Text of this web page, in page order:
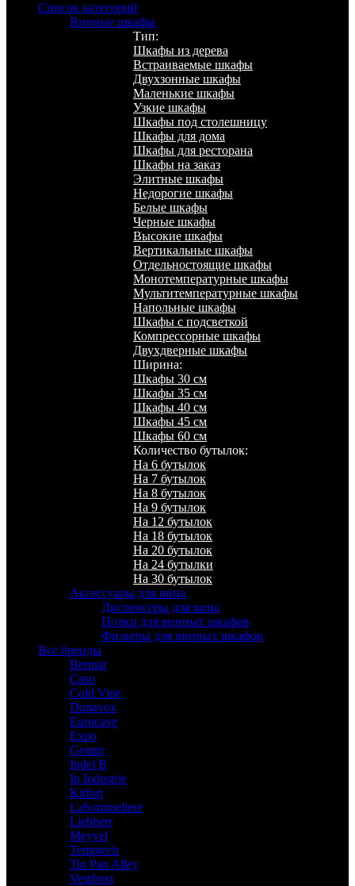
Список категорий
Винные шкафы
Тип:
Шкафы из дерева
Встраиваемые шкафы
Двухзонные шкафы
Маленькие шкафы
Узкие шкафы
Шкафы под столешницу
Шкафы для дома
Шкафы для ресторана
Шкафы на заказ
Элитные шкафы
Недорогие шкафы
Белые шкафы
Черные шкафы
Высокие шкафы
Вертикальные шкафы
Отдельностоящие шкафы
Монотемпературные шкафы
Мультитемпературные шкафы
Напольные шкафы
Шкафы с подсветкой
Компрессорные шкафы
Двухдверные шкафы
Ширина:
Шкафы 30 см
Шкафы 35 см
Шкафы 40 см
Шкафы 45 см
Шкафы 60 см
Количество бутылок:
На 6 бутылок
На 7 бутылок
На 8 бутылок
На 9 бутылок
На 12 бутылок
На 18 бутылок
На 20 бутылок
На 24 бутылки
На 30 бутылок
Аксессуары для вина
Диспенсеры для вина
Полки для винных шкафов
Фильтры для винных шкафов
Все бренды
Bermar
Caso
Cold Vine
Dunavox
Eurocave
Expo
Gemm
Indel B
Ip Industrie
Kitfort
LaSommeliere
Liebherr
Meyvel
Temptech
Tin Pan Alley
Vestfrost